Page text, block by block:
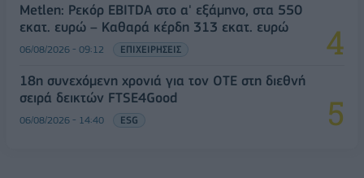
Metlen: Ρεκόρ EBITDA στο α' εξάμηνο, στα 550
εκατ. ευρώ – Καθαρά κέρδη 313 εκατ. ευρώ
06/08/2026 - 09:12 ΕΠΙΧΕΙΡΗΣΕΙΣ
18η συνεχόμενη χρονιά για τον ΟΤΕ στη διεθνή
σειρά δεικτών FTSE4Good
06/08/2026 - 14:40 ESG